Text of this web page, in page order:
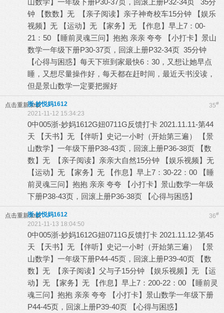
山数学】一年级下册P30-37页，回滚上册P32-34页 35分
钟 【数数】无 【亲子阅读】亲子神奇校车15分钟 【娱乐
视频】无 【运动】无 【家务】无 【作息】早上7：00-
21：50 【睡前灵魂三问】抱抱 亲亲 夸夸 【小打卡】景山
数学一年级下册P30-37页，回滚上册P32-34页 35分钟
【心得与困惑】每天下班到家最快6：30，又想让她早点
睡，又想尽量操作好，每天都在赶时间，最近天书没读，
但是景山数学一定要把握好
点击重新加载 35#
浙-妙悦妈1612
2021-11-12 15:34:23
0中005浙-妙妈1612G妞0711G反馈打卡 2021.11.11-第44
天 【天书】无 【伴听】史记一小时（开始第三遍） 【景
山数学】一年级下册P38-43页，回滚上册P36-38页 【数
数】无 【亲子阅读】亲亲大自然15分钟 【娱乐视频】无
【运动】无 【家务】无 【作息】早上7：30-22：00 【睡
前灵魂三问】抱抱 亲亲 夸夸 【小打卡】景山数学一年级
下册P38-43页，回滚上册P36-38页 【心得与困惑】
点击重新加载 36#
浙-妙悦妈1612
2021-11-13 18:04:50
0中005浙-妙妈1612G妞0711G反馈打卡 2021.11.12-第45
天 【天书】无 【伴听】史记一小时（开始第三遍） 【景
山数学】一年级下册P44-45页，回滚上册P39-40页 【数
数】无 【亲子阅读】父与子15分钟 【娱乐视频】无 【运
动】无 【家务】无 【作息】早上7：200-22：00 【睡前灵
魂三问】抱抱 亲亲 夸夸 【小打卡】景山数学一年级下册
P44-45页，回滚上册P39-40页 【心得与困惑】